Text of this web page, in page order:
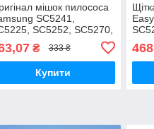
мішок пилососа
SC5241,
SC5252, SC5270,
SC52E0, SC52F0,
SC5240, SC5250,
SC5255
₴ 333 ₴
Купити